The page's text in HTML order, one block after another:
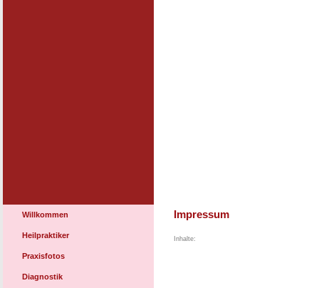
Willkommen
Heilpraktiker
Praxisfotos
Diagnostik
Impressum
Inhalte: